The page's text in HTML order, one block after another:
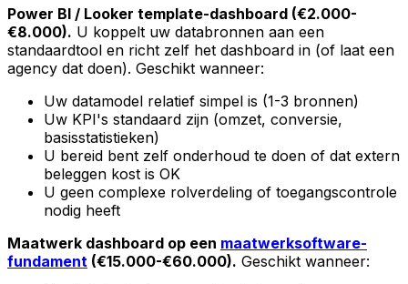
Power BI / Looker template-dashboard (€2.000-
€8.000). U koppelt uw databronnen aan een
standaardtool en richt zelf het dashboard in (of laat een
agency dat doen). Geschikt wanneer:
Uw datamodel relatief simpel is (1-3 bronnen)
Uw KPI's standaard zijn (omzet, conversie,
basisstatistieken)
U bereid bent zelf onderhoud te doen of dat extern
beleggen kost is OK
U geen complexe rolverdeling of toegangscontrole
nodig heeft
Maatwerk dashboard op een maatwerksoftware-
fundament (€15.000-€60.000). Geschikt wanneer: